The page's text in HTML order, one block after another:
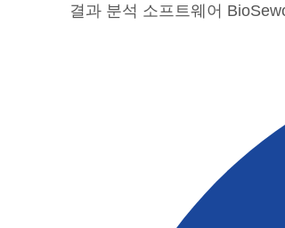
결과 분석 소프트웨어